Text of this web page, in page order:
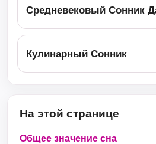
Средневековый Сонник
Кулинарный Сонник
На этой странице
Общее значение сна